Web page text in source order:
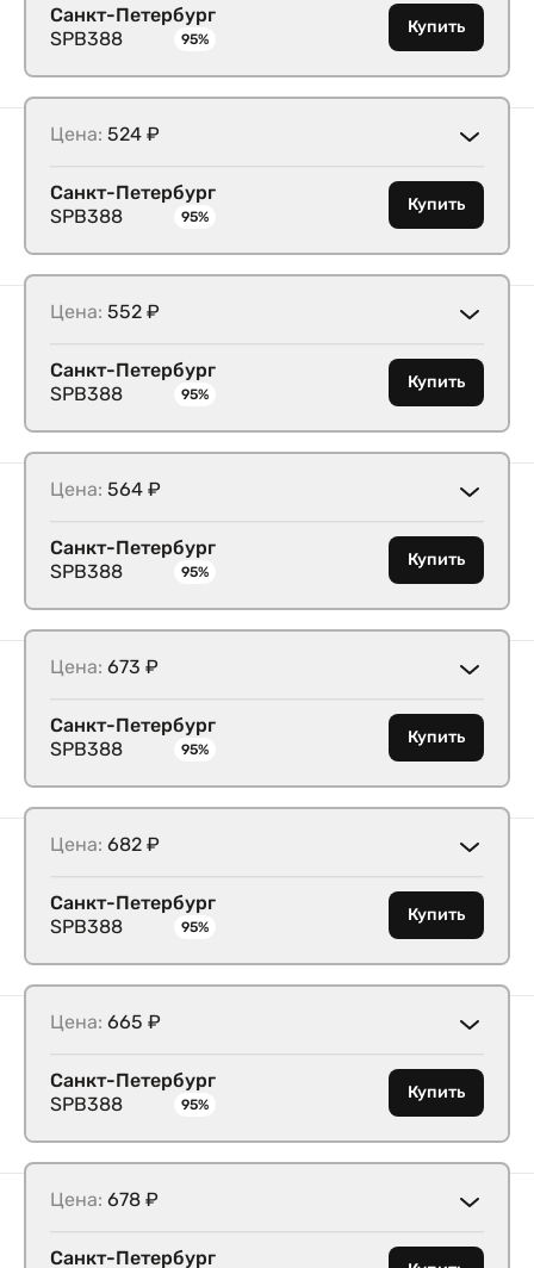
Санкт-Петербург
SPB388
95%
Купить
Цена: 524 ₽
Санкт-Петербург
SPB388
95%
Купить
Цена: 552 ₽
Санкт-Петербург
SPB388
95%
Купить
Цена: 564 ₽
Санкт-Петербург
SPB388
95%
Купить
Цена: 673 ₽
Санкт-Петербург
SPB388
95%
Купить
Цена: 682 ₽
Санкт-Петербург
SPB388
95%
Купить
Цена: 665 ₽
Санкт-Петербург
SPB388
95%
Купить
Цена: 678 ₽
Санкт-Петербург